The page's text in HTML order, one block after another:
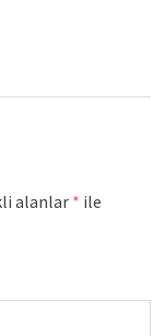
alanlar * ile